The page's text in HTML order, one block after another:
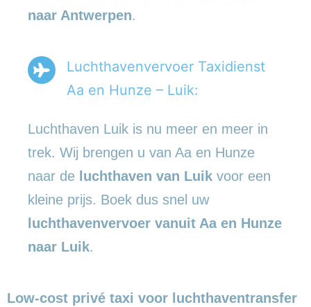
naar Antwerpen.
Luchthavenvervoer Taxidienst
Aa en Hunze – Luik:
Luchthaven Luik is nu meer en meer in
trek. Wij brengen u van Aa en Hunze
naar de luchthaven van Luik voor een
kleine prijs. Boek dus snel uw
luchthavenvervoer vanuit Aa en Hunze
naar Luik.
Low-cost privé taxi voor luchthaventransfer